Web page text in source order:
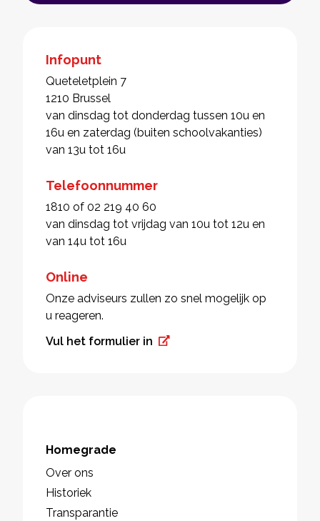
Infopunt
Queteletplein 7
1210 Brussel
van dinsdag tot donderdag tussen 10u en
16u en zaterdag (buiten schoolvakanties)
van 13u tot 16u
Telefoonnummer
1810 of 02 219 40 60
van dinsdag tot vrijdag van 10u tot 12u en
van 14u tot 16u
Online
Onze adviseurs zullen zo snel mogelijk op
u reageren.
Vul het formulier in
Homegrade
Over ons
Historiek
Transparantie